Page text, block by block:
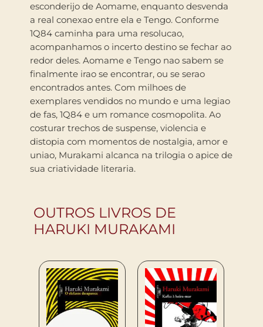
esconderijo de Aomame, enquanto desvenda
a real conexao entre ela e Tengo. Conforme
1Q84 caminha para uma resolucao,
acompanhamos o incerto destino se fechar ao
redor deles. Aomame e Tengo nao sabem se
finalmente irao se encontrar, ou se serao
encontrados antes. Com milhoes de
exemplares vendidos no mundo e uma legiao
de fas, 1Q84 e um romance cosmopolita. Ao
costurar trechos de suspense, violencia e
distopia com momentos de nostalgia, amor e
uniao, Murakami alcanca na trilogia o apice de
sua criatividade literaria.
OUTROS LIVROS DE
HARUKI MURAKAMI